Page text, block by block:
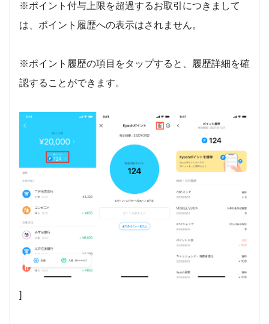
※ポイント付与上限を超過するお取引につきまして
は、ポイント履歴への表示はされません。
※ポイント履歴の項目をタップすると、履歴詳細を確
認することができます。